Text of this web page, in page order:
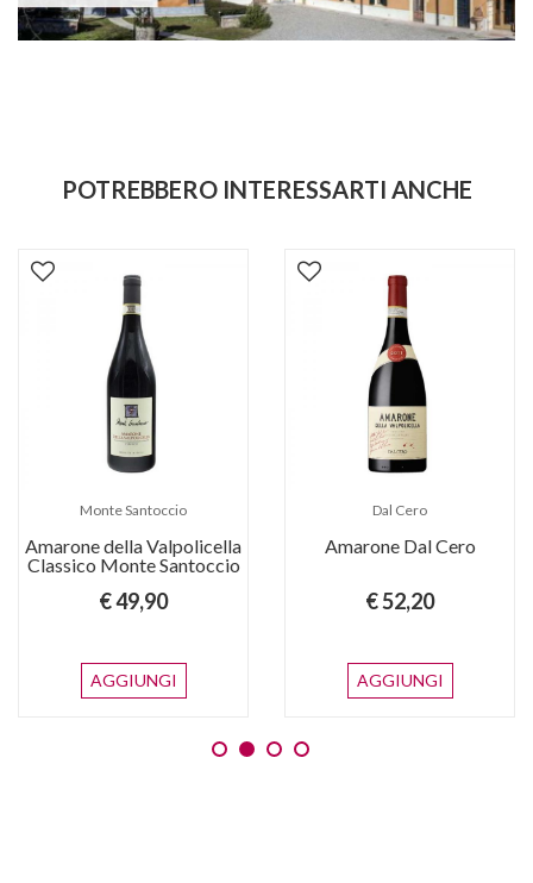
POTREBBERO INTERESSARTI ANCHE
Monte Santoccio
Amarone della Valpolicella
Classico Monte Santoccio
€ 49,90
AGGIUNGI
Dal Cero
Amarone Dal Cero
€ 52,20
AGGIUNGI